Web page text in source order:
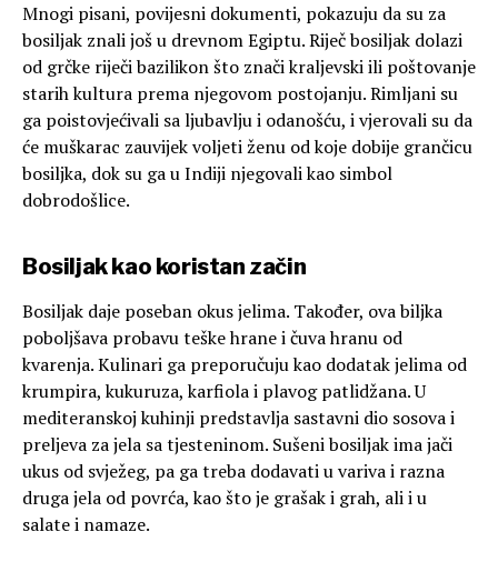
Mnogi pisani, povijesni dokumenti, pokazuju da su za
bosiljak znali još u drevnom Egiptu. Riječ bosiljak dolazi
od grčke riječi bazilikon što znači kraljevski ili poštovanje
starih kultura prema njegovom postojanju. Rimljani su
ga poistovjećivali sa ljubavlju i odanošću, i vjerovali su da
će muškarac zauvijek voljeti ženu od koje dobije grančicu
bosiljka, dok su ga u Indiji njegovali kao simbol
dobrodošlice.
Bosiljak kao koristan začin
Bosiljak daje poseban okus jelima. Također, ova biljka
poboljšava probavu teške hrane i čuva hranu od
kvarenja. Kulinari ga preporučuju kao dodatak jelima od
krumpira, kukuruza, karfiola i plavog patlidžana. U
mediteranskoj kuhinji predstavlja sastavni dio sosova i
preljeva za jela sa tjesteninom. Sušeni bosiljak ima jači
ukus od svježeg, pa ga treba dodavati u variva i razna
druga jela od povrća, kao što je grašak i grah, ali i u
salate i namaze.